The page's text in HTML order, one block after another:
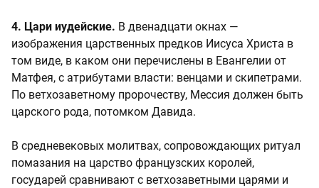
4. Цари иудейские. В двенадцати окнах —
изображения царственных предков Иисуса Христа в
том виде, в каком они перечислены в Евангелии от
Матфея, с атрибутами власти: венцами и скипетрами.
По ветхозаветному пророчеству, Мессия должен быть
царского рода, потомком Давида.
В средневековых молитвах, сопровождающих ритуал
помазания на царство французских королей,
государей сравнивают с ветхозаветными царями и